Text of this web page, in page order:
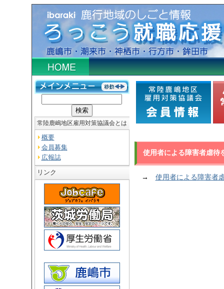
常陸鹿嶋地区雇用対策協議会とは
概要
会員募集
広報誌
リンク
使用者による障害者虐待
→ 使用者による障害者